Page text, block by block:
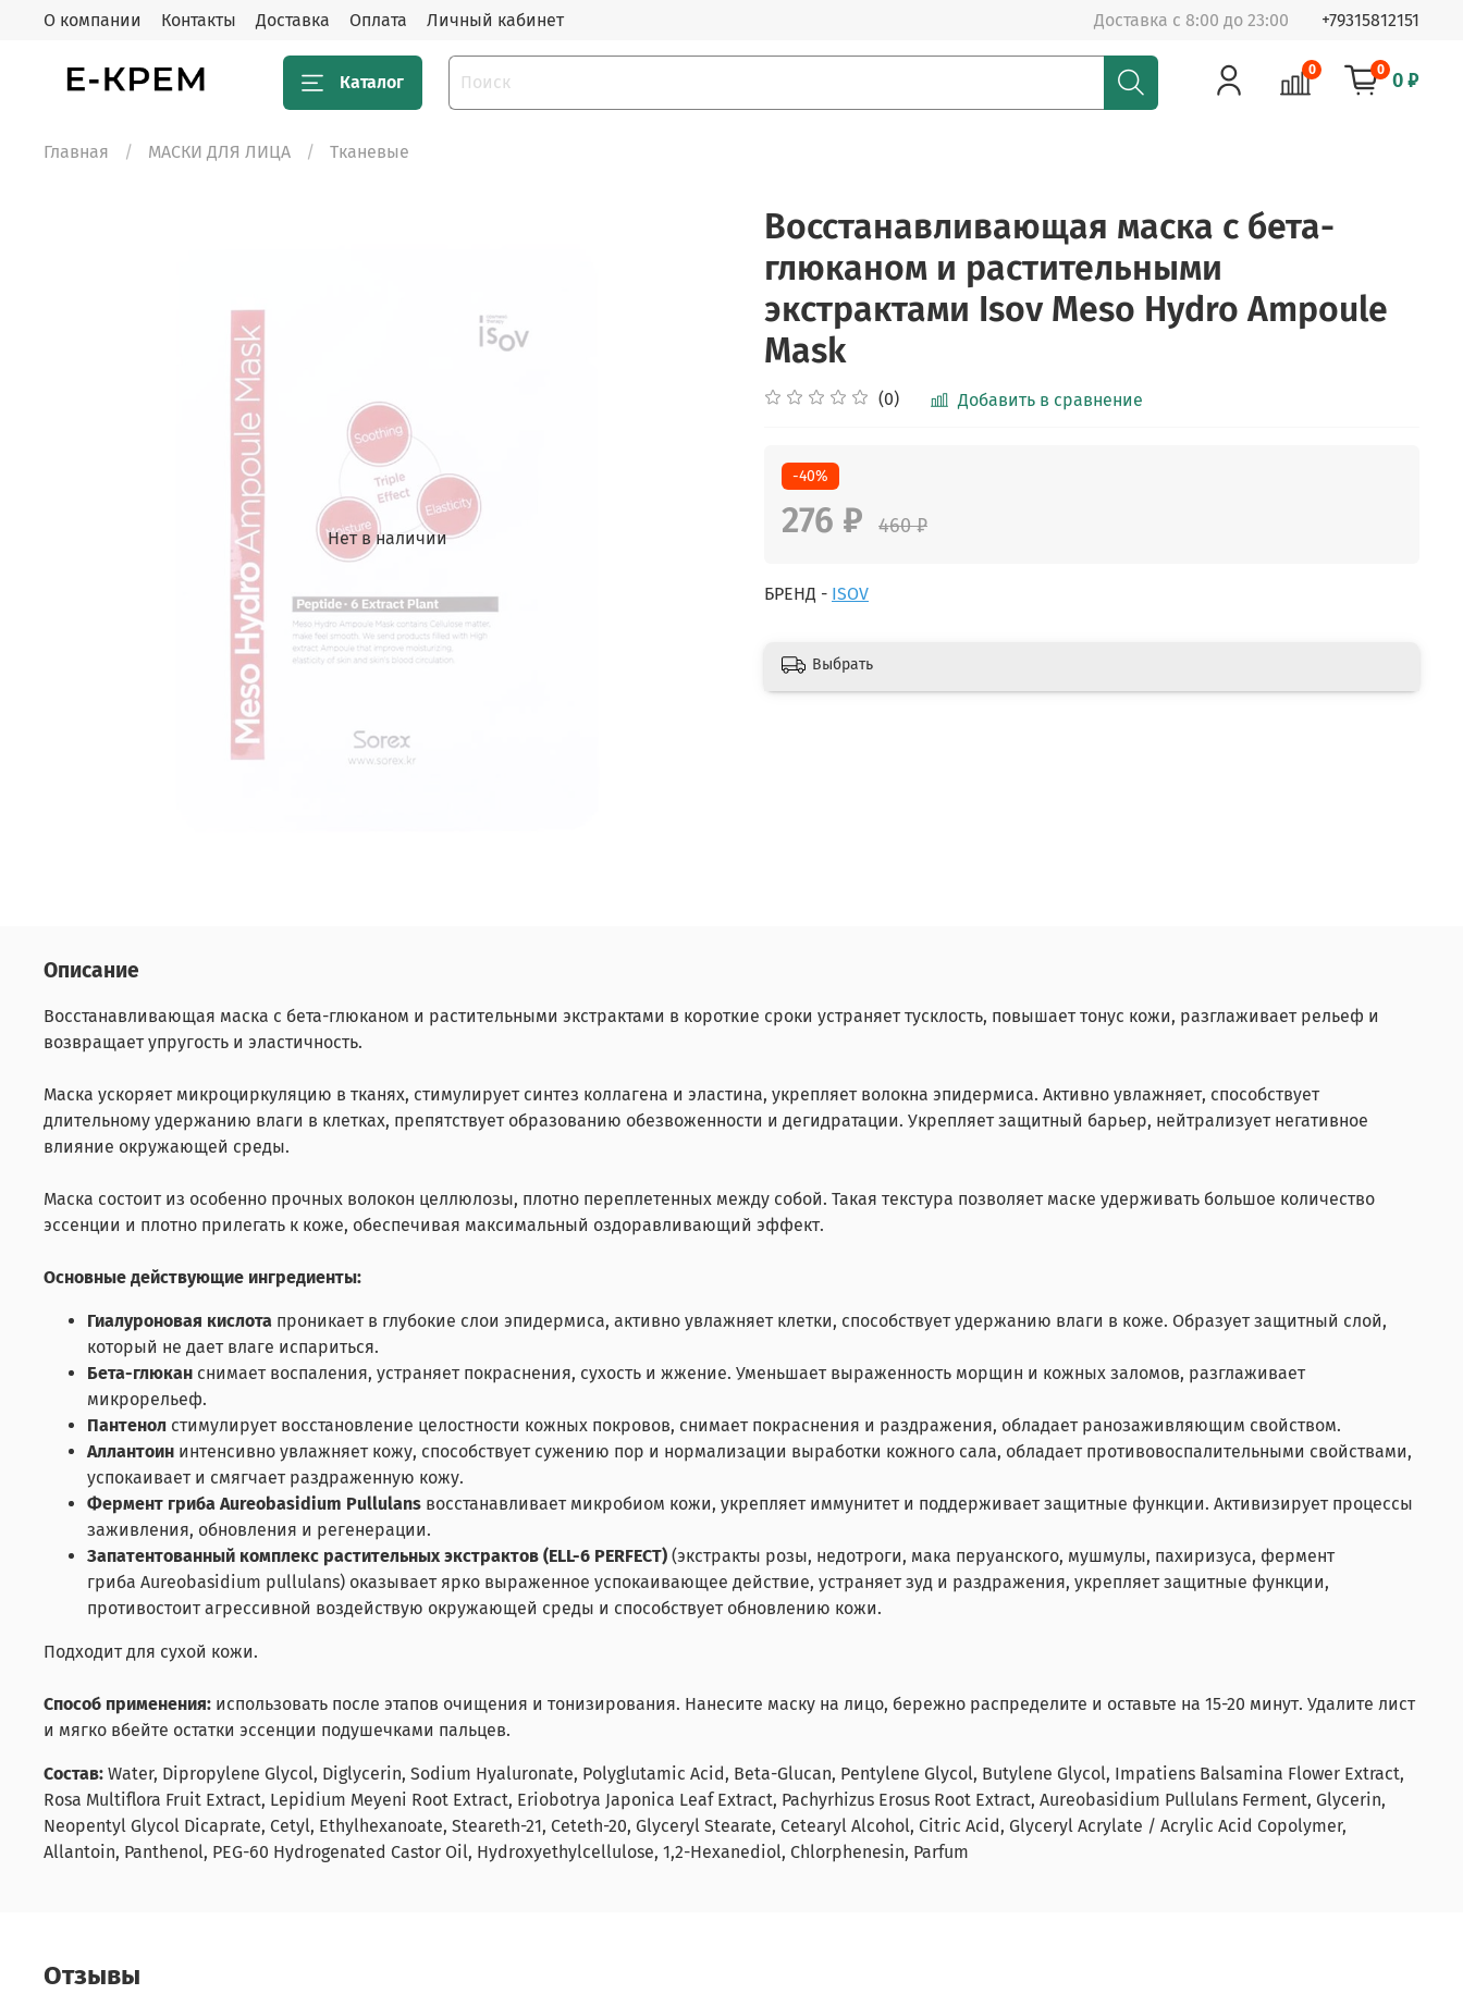
О компании Контакты Доставка Оплата Личный кабинет Доставка с 8:00 до 23:00 +79315812151
Каталог
0 0 0 ₽
Главная МАСКИ ДЛЯ ЛИЦА Тканевые
Нет в наличии
Восстанавливающая маска с бета-
глюканом и растительными
экстрактами Isov Meso Hydro Ampoule
Mask
(0) Добавить в сравнение
-40%
276 ₽ 460 ₽
БРЕНД - ISOV
Выбрать
Описание
Восстанавливающая маска с бета-глюканом и растительными экстрактами в короткие сроки устраняет тусклость, повышает тонус кожи, разглаживает рельеф и
возвращает упругость и эластичность.
Маска ускоряет микроциркуляцию в тканях, стимулирует синтез коллагена и эластина, укрепляет волокна эпидермиса. Активно увлажняет, способствует
длительному удержанию влаги в клетках, препятствует образованию обезвоженности и дегидратации. Укрепляет защитный барьер, нейтрализует негативное
влияние окружающей среды.
Маска состоит из особенно прочных волокон целлюлозы, плотно переплетенных между собой. Такая текстура позволяет маске удерживать большое количество
эссенции и плотно прилегать к коже, обеспечивая максимальный оздоравливающий эффект.
Основные действующие ингредиенты:
Гиалуроновая кислота проникает в глубокие слои эпидермиса, активно увлажняет клетки, способствует удержанию влаги в коже. Образует защитный слой,
который не дает влаге испариться.
Бета-глюкан снимает воспаления, устраняет покраснения, сухость и жжение. Уменьшает выраженность морщин и кожных заломов, разглаживает
микрорельеф.
Пантенол стимулирует восстановление целостности кожных покровов, снимает покраснения и раздражения, обладает ранозаживляющим свойством.
Аллантоин интенсивно увлажняет кожу, способствует сужению пор и нормализации выработки кожного сала, обладает противовоспалительными свойствами,
успокаивает и смягчает раздраженную кожу.
Фермент гриба Aureobasidium Pullulans восстанавливает микробиом кожи, укрепляет иммунитет и поддерживает защитные функции. Активизирует процессы
заживления, обновления и регенерации.
Запатентованный комплекс растительных экстрактов (ELL-6 PERFECT) (экстракты розы, недотроги, мака перуанского, мушмулы, пахиризуса, фермент
гриба Aureobasidium pullulans) оказывает ярко выраженное успокаивающее дейcтвие, устраняет зуд и раздражения, укрепляет защитные функции,
противостоит агрессивной воздействую окружающей среды и способствует обновлению кожи.
Подходит для сухой кожи.
Способ применения: использовать после этапов очищения и тонизирования. Нанесите маску на лицо, бережно распределите и оставьте на 15-20 минут. Удалите лист
и мягко вбейте остатки эссенции подушечками пальцев.
Состав: Water, Dipropylene Glycol, Diglycerin, Sodium Hyaluronate, Polyglutamic Acid, Beta-Glucan, Pentylene Glycol, Butylene Glycol, Impatiens Balsamina Flower Extract,
Rosa Multiflora Fruit Extract, Lepidium Meyeni Root Extract, Eriobotrya Japonica Leaf Extract, Pachyrhizus Erosus Root Extract, Aureobasidium Pullulans Ferment, Glycerin,
Neopentyl Glycol Dicaprate, Cetyl, Ethylhexanoate, Steareth-21, Ceteth-20, Glyceryl Stearate, Cetearyl Alcohol, Citric Acid, Glyceryl Acrylate / Acrylic Acid Copolymer,
Allantoin, Panthenol, PEG-60 Hydrogenated Castor Oil, Hydroxyethylcellulose, 1,2-Hexanediol, Chlorphenesin, Parfum
Отзывы